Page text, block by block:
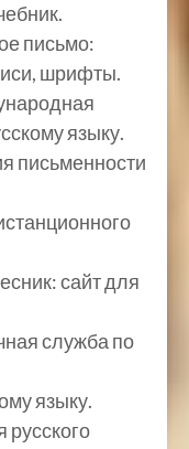
письмо:
шрифты.
языку.
письменности
сайт для
служба по
языку.
русского